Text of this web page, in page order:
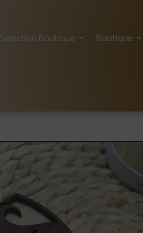
Sélection Boutique Boutique